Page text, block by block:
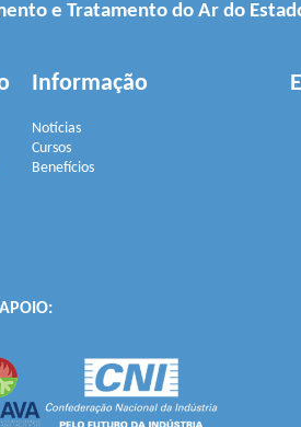
e Tratamento do Ar do
Informação
Notícias
Cursos
Benefícios
APOIO: